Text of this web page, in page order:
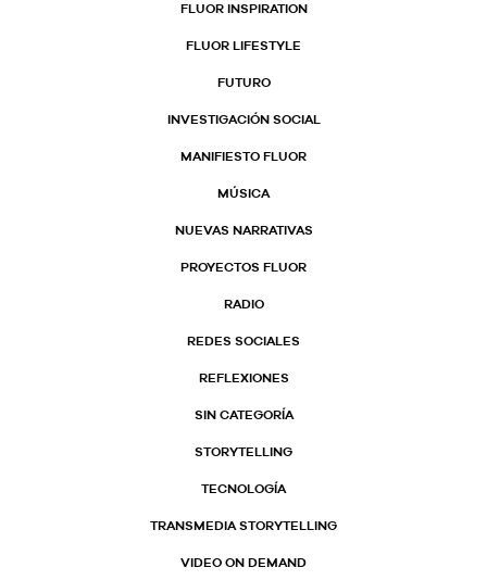
FLUOR INSPIRATION
FLUOR LIFESTYLE
FUTURO
INVESTIGACIÓN SOCIAL
MANIFIESTO FLUOR
MÚSICA
NUEVAS NARRATIVAS
PROYECTOS FLUOR
RADIO
REDES SOCIALES
REFLEXIONES
SIN CATEGORÍA
STORYTELLING
TECNOLOGÍA
TRANSMEDIA STORYTELLING
VIDEO ON DEMAND